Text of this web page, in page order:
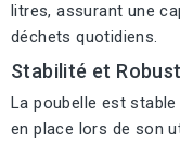
litres, assurant une
déchets quotidiens.
Stabilité et
La poubelle est
en place lors de son